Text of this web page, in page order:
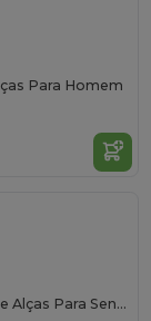
Para Homem
Sporty Tt Women T Shirt De Alças Para Senhora